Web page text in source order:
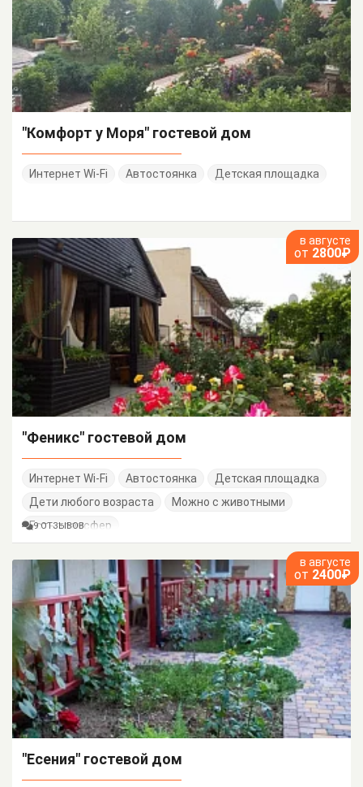
"Комфорт у Моря" гостевой дом
Интернет Wi-Fi Автостоянка Детская площадка
в августе
от 2800₽
"Феникс" гостевой дом
Интернет Wi-Fi Автостоянка
Детская площадка
Дети любого возраста
Можно с животными
Есть трансфер
9 ОТЗЫВОВ
в августе
от 2400₽
"Есения" гостевой дом